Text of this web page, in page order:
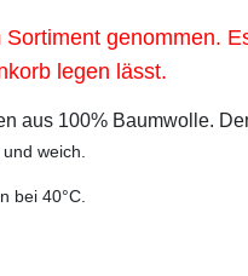
genommen.
legen lässt.
aus 100% Baumwolle.
weich.
bei 40°C.